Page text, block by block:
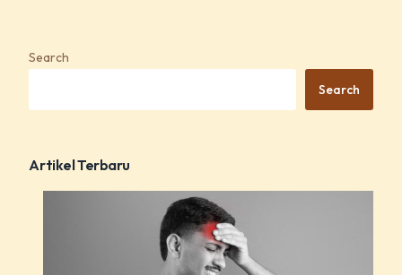
Search
Search
Artikel Terbaru